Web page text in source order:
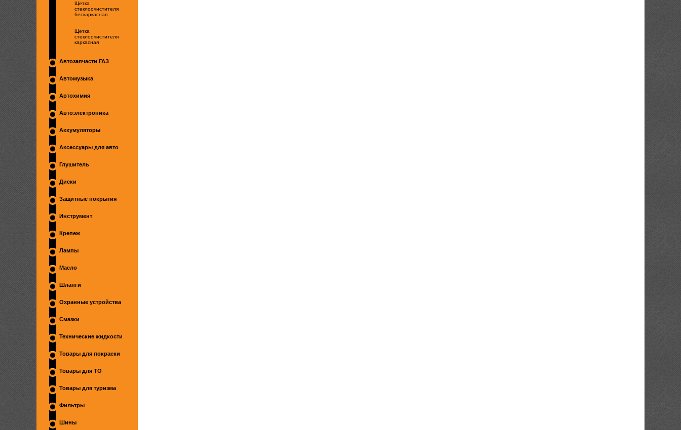
Щетка
стеклоочистителя
бескаркасная
Щетка
стеклоочистителя
каркасная
Автозапчасти ГАЗ
Автомузыка
Автохимия
Автоэлектроника
Аккумуляторы
Аксессуары для авто
Глушитель
Диски
Защитные покрытия
Инструмент
Крепеж
Лампы
Масло
Шланги
Охранные устройства
Смазки
Технические жидкости
Товары для покраски
Товары для ТО
Товары для туризма
Фильтры
Шины